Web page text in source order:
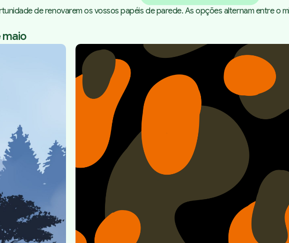
de renovarem os vossos papéis de parede. As opções alternam entre o
maio